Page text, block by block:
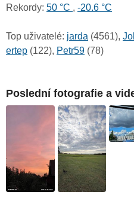
Rekordy: 50 °C , -20.6 °C
Top uživatelé: jarda (4561),
ertep (122), Petr59 (78)
Poslední fotografie a